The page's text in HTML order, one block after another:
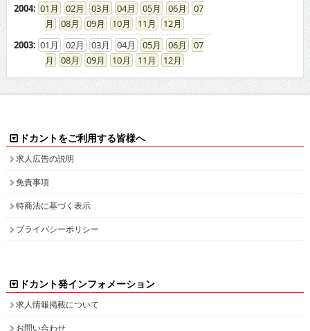
2004: 01 02 03 04 05 06
07
08
09 10 11
12
2003: 01 02 03 04 05 06
07
08
09 10 11 12
ドカントをご利用する皆様へ
求人広告の説明
免責事項
特商法に基づく表示
プライバシーポリシー
ドカント発インフォメーション
求人情報掲載について
お問い合わせ